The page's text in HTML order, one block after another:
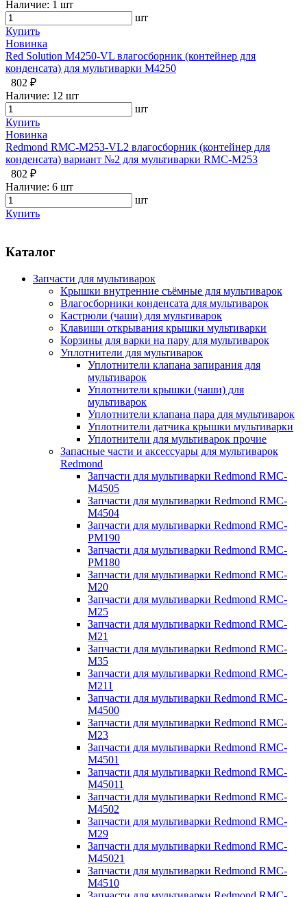
Наличие: 1 шт
шт
Купить
Новинка
Red Solution M4250-VL влагосборник (контейнер для
конденсата) для мультиварки M4250
802 ₽
Наличие: 12 шт
шт
Купить
Новинка
Redmond RMC-M253-VL2 влагосборник (контейнер для
конденсата) вариант №2 для мультиварки RMC-M253
802 ₽
Наличие: 6 шт
шт
Купить
Каталог
Запчасти для мультиварок
Крышки внутренние съёмные для мультиварок
Влагосборники конденсата для мультиварок
Кастрюли (чаши) для мультиварок
Клавиши открывания крышки мультиварки
Корзины для варки на пару для мультиварок
Уплотнители для мультиварок
Уплотнители клапана запирания для
мультиварок
Уплотнители крышки (чаши) для
мультиварок
Уплотнители клапана пара для мультиварок
Уплотнители датчика крышки мультиварки
Уплотнители для мультиварок прочие
Запасные части и аксессуары для мультиварок
Redmond
Запчасти для мультиварки Redmond RMC-
M4505
Запчасти для мультиварки Redmond RMC-
M4504
Запчасти для мультиварки Redmond RMC-
PM190
Запчасти для мультиварки Redmond RMC-
PM180
Запчасти для мультиварки Redmond RMC-
M20
Запчасти для мультиварки Redmond RMC-
M25
Запчасти для мультиварки Redmond RMC-
M21
Запчасти для мультиварки Redmond RMC-
M35
Запчасти для мультиварки Redmond RMC-
M211
Запчасти для мультиварки Redmond RMC-
M4500
Запчасти для мультиварки Redmond RMC-
M23
Запчасти для мультиварки Redmond RMC-
M4501
Запчасти для мультиварки Redmond RMC-
M45011
Запчасти для мультиварки Redmond RMC-
M4502
Запчасти для мультиварки Redmond RMC-
M29
Запчасти для мультиварки Redmond RMC-
M45021
Запчасти для мультиварки Redmond RMC-
M4510